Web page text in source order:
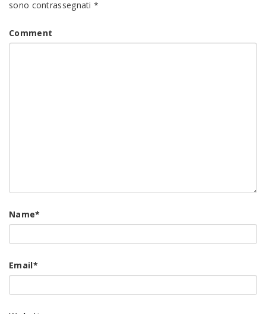
sono contrassegnati*
Comment
Name*
Email*